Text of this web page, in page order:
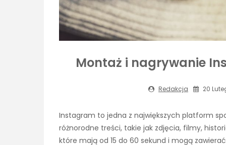
Montaż i nagrywanie
Redakcja 20
Instagram to jedna z największych platform
różnorodne treści, takie jak zdjęcia, filmy,
które mają od 15 do 60 sekund i mogą